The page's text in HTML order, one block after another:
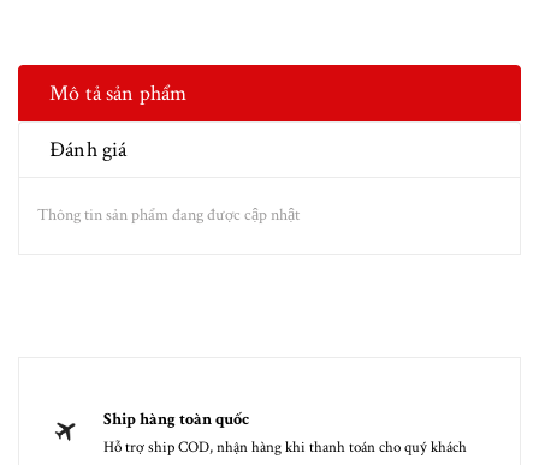
Mô tả sản phẩm
Đánh giá
Thông tin sản phẩm đang được cập nhật
Ship hàng toàn quốc
Hỗ trợ ship COD, nhận hàng khi thanh toán cho quý khách